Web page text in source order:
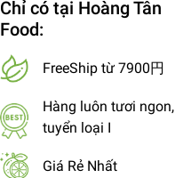
Chỉ có tại Hoàng Tân
Food:
FreeShip từ 7900円
Hàng luôn tươi ngon,
tuyển loại I
Giá Rẻ Nhất